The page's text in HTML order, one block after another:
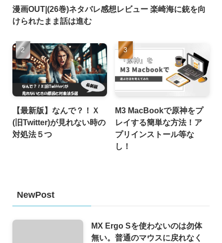
漫画OUT|(26巻)ネタバレ感想レビュー 楽崎海に銃を向
けられたまま話は進む
【最新版】なんで？！Ｘ
(旧Twitter)が見れない時の
対処法５つ
M3 MacBookで原神をプ
レイする簡単な方法！ア
プリインストール等な
し！
NewPost
MX Ergo Sを使わないのは勿体
無い。普通のマウスに戻れなく